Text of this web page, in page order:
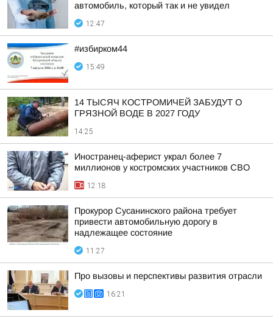
автомобиль, который так и не увидел
12:47
#избирком44
15:49
14 ТЫСЯЧ КОСТРОМИЧЕЙ ЗАБУДУТ О
ГРЯЗНОЙ ВОДЕ В 2027 ГОДУ
14:25
Иностранец-аферист украл более 7
миллионов у костромских участников СВО
12:18
Прокурор Сусанинского района требует
привести автомобильную дорогу в
надлежащее состояние
11:27
Про вызовы и перспективы развития отрасли
16:21